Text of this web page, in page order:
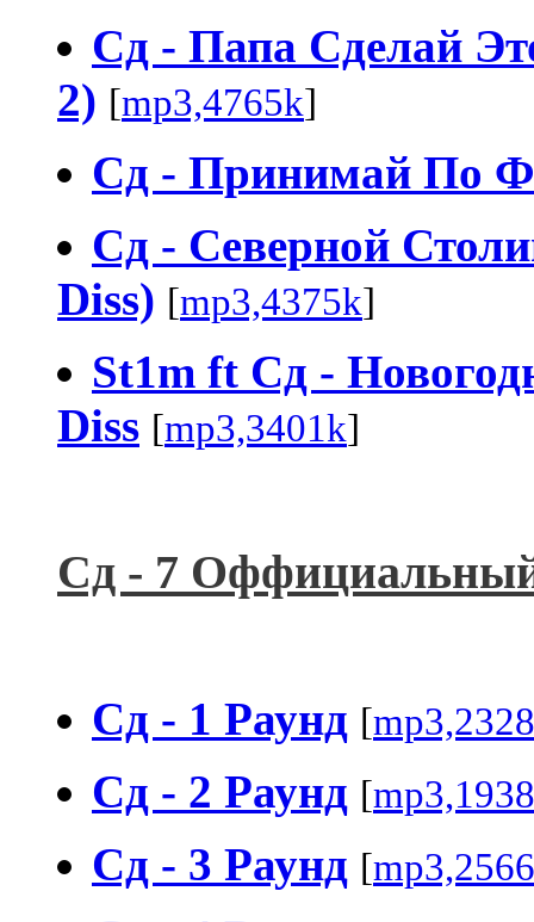
Сд - Папа Сделай
2) [mp3,4765k]
Сд - Принимай По
Сд - Северной
Diss) [mp3,4375k]
St1m ft Сд -
Diss [mp3,3401k]
Сд - 7
Сд - 1 Раунд [
Сд - 2 Раунд [
Сд - 3 Раунд [